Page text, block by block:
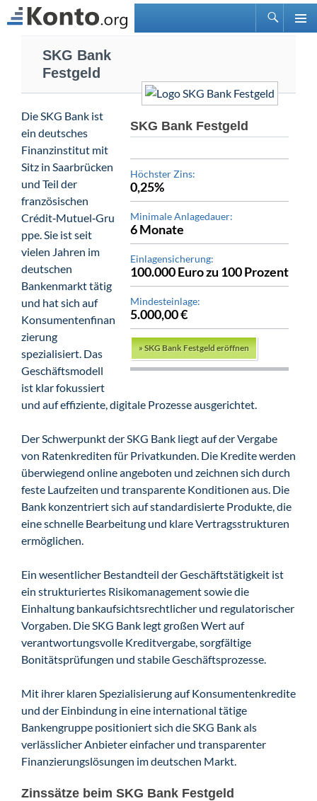
Suchen
SKG Bank Festgeld
Höchster Zins:
0,25%
Minimale Anlagedauer:
6 Monate
Einlagensicherung:
100.000 Euro zu 100 Prozent
Mindesteinlage:
5.000,00 €
»SKG Bank Festgeld eröffnen
SKG Bank
Festgeld
Die SKG Bank ist
ein deutsches
Finanzinstitut mit
Sitz in Saarbrücken
und Teil der
französischen
Crédit‑Mutuel‑Gru
ppe. Sie ist seit
vielen Jahren im
deutschen
Bankenmarkt tätig
und hat sich auf
Konsumentenfinan
zierung
spezialisiert. Das
Geschäftsmodell
ist klar fokussiert
und auf effiziente, digitale Prozesse ausgerichtet.
Der Schwerpunkt der SKG Bank liegt auf der Vergabe
von Ratenkrediten für Privatkunden. Die Kredite werden
überwiegend online angeboten und zeichnen sich durch
feste Laufzeiten und transparente Konditionen aus. Die
Bank konzentriert sich auf standardisierte Produkte, die
eine schnelle Bearbeitung und klare Vertragsstrukturen
ermöglichen.
Ein wesentlicher Bestandteil der Geschäftstätigkeit ist
ein strukturiertes Risikomanagement sowie die
Einhaltung bankaufsichtsrechtlicher und regulatorischer
Vorgaben. Die SKG Bank legt großen Wert auf
verantwortungsvolle Kreditvergabe, sorgfältige
Bonitätsprüfungen und stabile Geschäftsprozesse.
Mit ihrer klaren Spezialisierung auf Konsumentenkredite
und der Einbindung in eine international tätige
Bankengruppe positioniert sich die SKG Bank als
verlässlicher Anbieter einfacher und transparenter
Finanzierungslösungen im deutschen Markt.
Zinssätze beim SKG Bank Festgeld